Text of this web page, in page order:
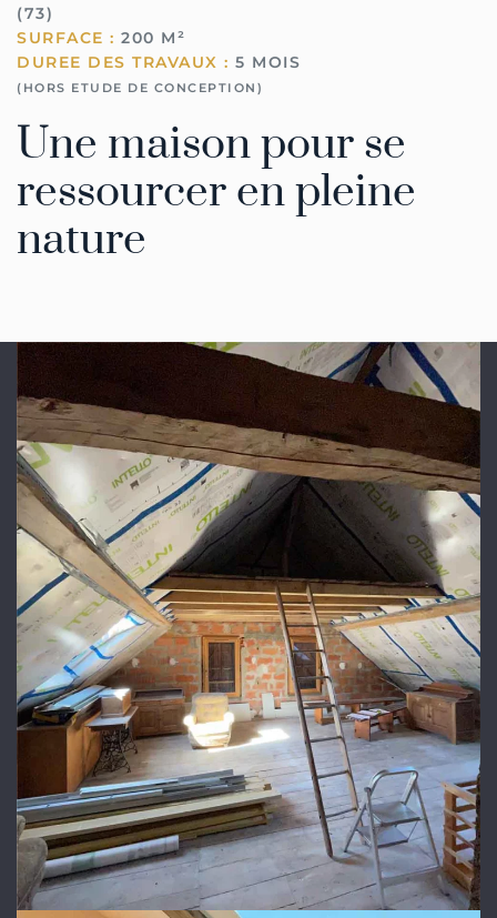
(73)
SURFACE : 200 M²
DUREE DES TRAVAUX : 5 MOIS
(HORS ETUDE DE CONCEPTION)
Une maison pour se
ressourcer en pleine
nature